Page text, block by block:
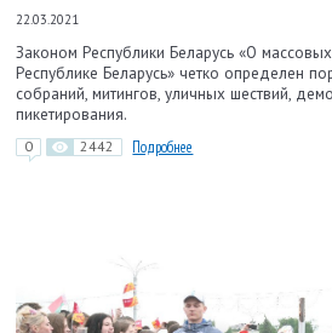
22.03.2021
Законом Республики Беларусь «О
Республике Беларусь» четко определен
собраний, митингов, уличных шествий,
пикетирования.
0 2442 Подробнее